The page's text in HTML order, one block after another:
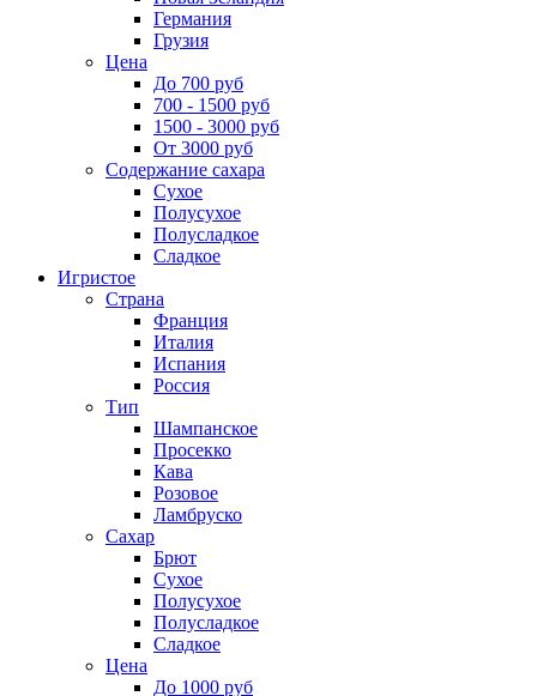
Германия
Грузия
Цена
До 700 руб
700 - 1500 руб
1500 - 3000 руб
От 3000 руб
Содержание сахара
Сухое
Полусухое
Полусладкое
Сладкое
Игристое
Страна
Франция
Италия
Испания
Россия
Тип
Шампанское
Просекко
Кава
Розовое
Ламбруско
Сахар
Брют
Сухое
Полусухое
Полусладкое
Сладкое
Цена
До 1000 руб